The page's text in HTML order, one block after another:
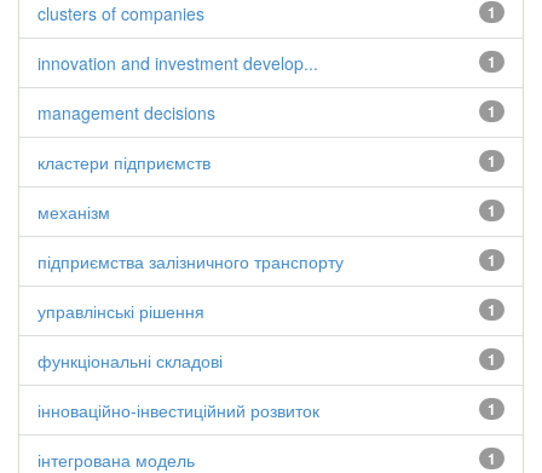
1
clusters of companies
1
innovation and investment develop...
1
management decisions
1
кластери підприємств
1
механізм
1
підприємства залізничного транспорту
1
управлінські рішення
1
функціональні складові
1
інноваційно-інвестиційний розвиток
1
інтегрована модель